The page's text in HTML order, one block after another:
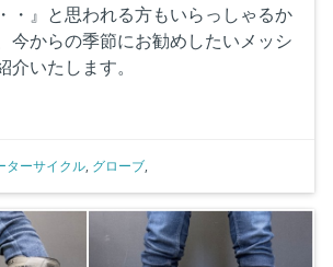
・』と思われる方もいらっしゃるか
今からの季節にお勧めしたいメッシ
介いたします。
ターサイクル, グローブ,